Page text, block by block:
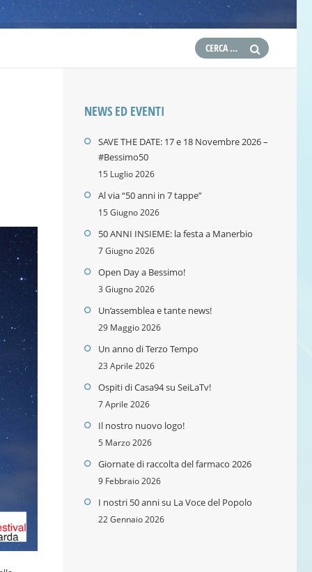
NEWS ED EVENTI
SAVE THE DATE: 17 e 18 Novembre 2026 –
#Bessimo50
15 Luglio 2026
Al via “50 anni in 7 tappe”
15 Giugno 2026
50 ANNI INSIEME: la festa a Manerbio
7 Giugno 2026
Open Day a Bessimo!
3 Giugno 2026
Un’assemblea e tante news!
29 Maggio 2026
Un anno di Terzo Tempo
23 Aprile 2026
Ospiti di Casa94 su SeiLaTv!
7 Aprile 2026
Il nostro nuovo logo!
5 Marzo 2026
Giornate di raccolta del farmaco 2026
9 Febbraio 2026
I nostri 50 anni su La Voce del Popolo
22 Gennaio 2026